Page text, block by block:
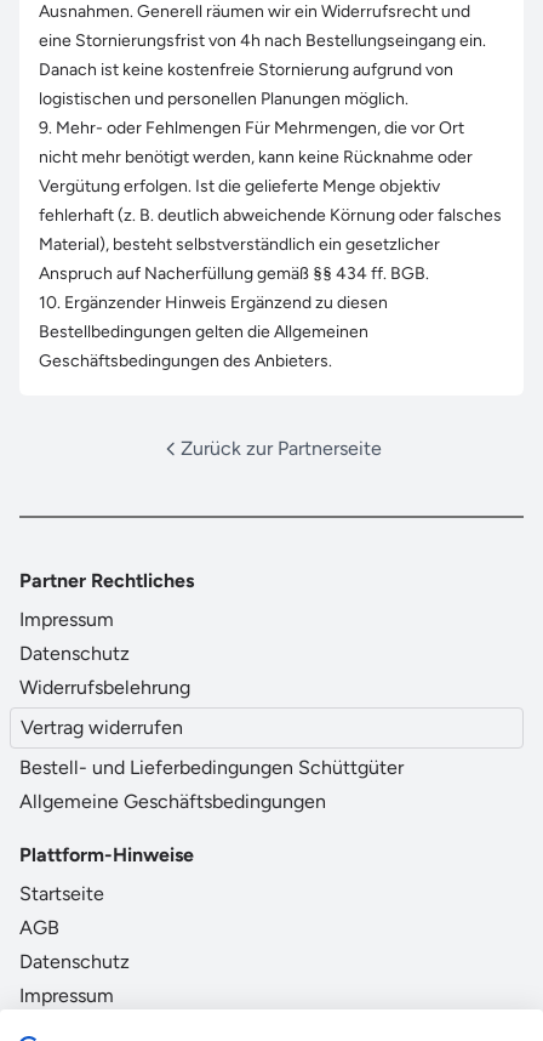
Ausnahmen. Generell räumen wir ein Widerrufsrecht und
eine Stornierungsfrist von 4h nach Bestellungseingang ein.
Danach ist keine kostenfreie Stornierung aufgrund von
logistischen und personellen Planungen möglich.
9. Mehr- oder Fehlmengen Für Mehrmengen, die vor Ort
nicht mehr benötigt werden, kann keine Rücknahme oder
Vergütung erfolgen. Ist die gelieferte Menge objektiv
fehlerhaft (z. B. deutlich abweichende Körnung oder falsches
Material), besteht selbstverständlich ein gesetzlicher
Anspruch auf Nacherfüllung gemäß §§ 434 ff. BGB.
10. Ergänzender Hinweis Ergänzend zu diesen
Bestellbedingungen gelten die Allgemeinen
Geschäftsbedingungen des Anbieters.
Zurück zur Partnerseite
Partner Rechtliches
Impressum
Datenschutz
Widerrufsbelehrung
Vertrag widerrufen
Bestell- und Lieferbedingungen Schüttgüter
Allgemeine Geschäftsbedingungen
Plattform-Hinweise
Startseite
AGB
Datenschutz
Impressum